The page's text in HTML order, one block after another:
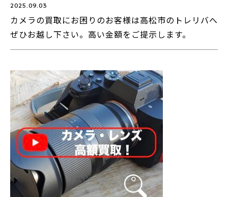
カメラの買取にお困りのお客様は高松市のトレリバへ
ぜひお越し下さい。高い金額をご提示します。
2025.09.03